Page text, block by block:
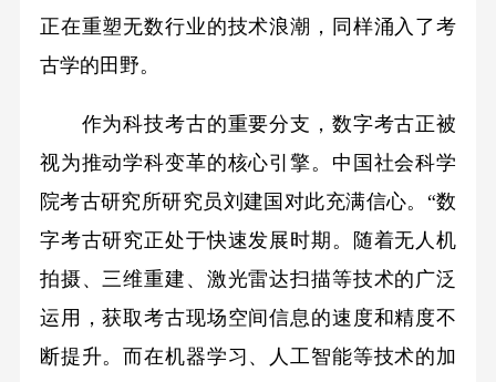
正在重塑无数行业的技术浪潮，同样涌入了考
古学的田野。
作为科技考古的重要分支，数字考古正被
视为推动学科变革的核心引擎。中国社会科学
院考古研究所研究员刘建国对此充满信心。“数
字考古研究正处于快速发展时期。随着无人机
拍摄、三维重建、激光雷达扫描等技术的广泛
运用，获取考古现场空间信息的速度和精度不
断提升。而在机器学习、人工智能等技术的加